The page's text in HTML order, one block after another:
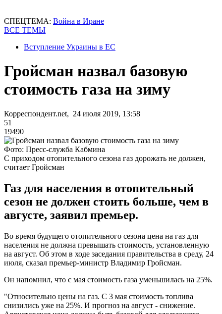
СПЕЦТЕМА: Война в Иране
ВСЕ ТЕМЫ
Вступление Украины в ЕС
Гройсман назвал базовую
стоимость газа на зиму
Корреспондент.net, 24 июля 2019, 13:58
51
19490
Фото: Пресс-служба Кабмина
С приходом отопительного сезона газ дорожать не должен,
считает Гройсман
Газ для населения в отопительный
сезон не должен стоить больше, чем в
августе, заявил премьер.
Во время будущего отопительного сезона цена на газ для
населения не должна превышать стоимость, установленную
на август. Об этом в ходе заседания правительства в среду, 24
июля, сказал премьер-министр Владимир Гройсман.
Он напомнил, что с мая стоимость газа уменьшилась на 25%.
"Относительно цены на газ. С 3 мая стоимость топлива
снизились уже на 25%. И прогноз на август - снижение.